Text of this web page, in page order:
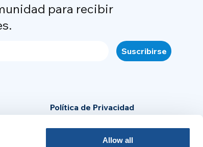
Allow all
para recibir
Política de Privacidad